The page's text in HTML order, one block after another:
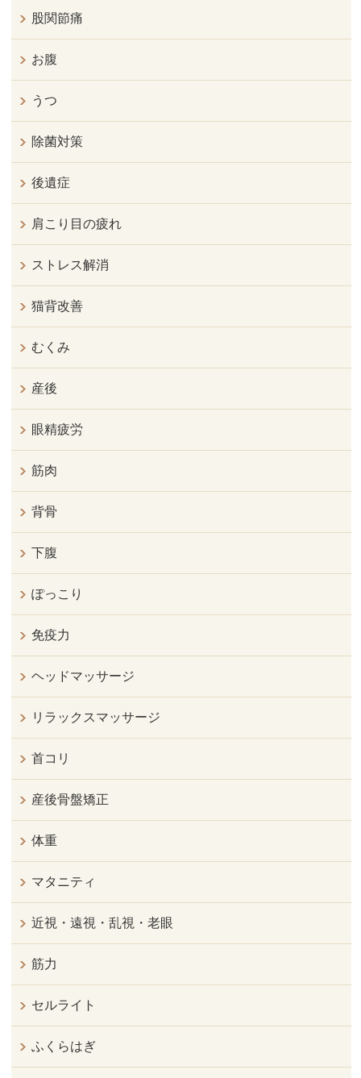
股関節痛
お腹
うつ
除菌対策
後遺症
肩こり目の疲れ
ストレス解消
猫背改善
むくみ
産後
眼精疲労
筋肉
背骨
下腹
ぽっこり
免疫力
ヘッドマッサージ
リラックスマッサージ
首コリ
産後骨盤矯正
体重
マタニティ
近視・遠視・乱視・老眼
筋力
セルライト
ふくらはぎ